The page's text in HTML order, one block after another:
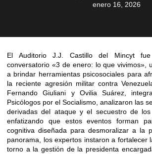
enero 16, 2026
El Auditorio J.J. Castillo del Mincyt
conversatorio «3 de enero: lo que vivimos»,
a brindar herramientas psicosociales para
la reciente agresión militar contra
Fernando Giuliani y Ovilia Suárez,
Psicólogos por el Socialismo, analizaron las
derivadas del ataque y el secuestro de los
enfatizando que estos eventos forman
cognitiva diseñada para desmoralizar a la
panorama, los expertos instaron a fortalecer
torno a la gestión de la presidenta